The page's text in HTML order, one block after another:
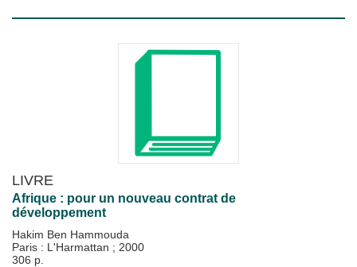
LIVRE
Afrique : pour un nouveau contrat de
développement
Hakim Ben Hammouda
Paris : L'Harmattan ; 2000
306 p.